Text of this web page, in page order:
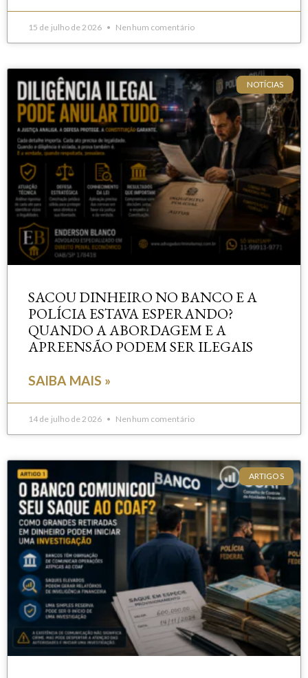
15 de julho de 2026 Nenhum comentário
NOTÍCIAS
SACOU DINHEIRO NO BANCO E A
POLÍCIA ESTAVA ESPERANDO?
QUANDO A ABORDAGEM E A
APREENSÃO PODEM SER ILEGAIS
SAIBA MAIS »
14 de julho de 2026 Nenhum comentário
ARTIGOS